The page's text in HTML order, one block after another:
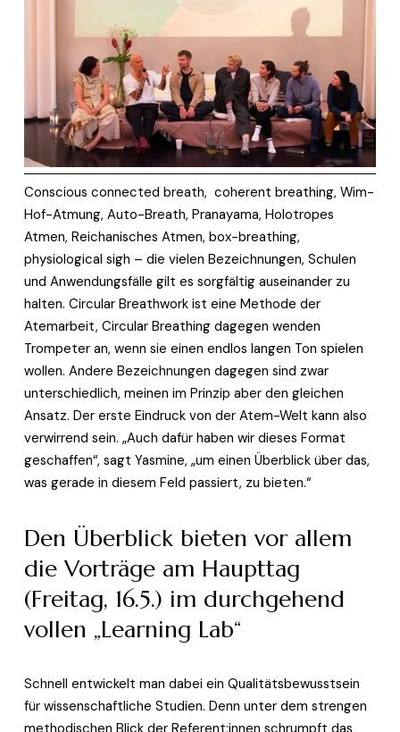
Conscious connected breath,  coherent breathing, Wim-
Hof-Atmung, Auto-Breath, Pranayama, Holotropes
Atmen, Reichanisches Atmen, box-breathing,
physiological sigh – die vielen Bezeichnungen, Schulen
und Anwendungsfälle gilt es sorgfältig auseinander zu
halten. Circular Breathwork ist eine Methode der
Atemarbeit, Circular Breathing dagegen wenden
Trompeter an, wenn sie einen endlos langen Ton spielen
wollen. Andere Bezeichnungen dagegen sind zwar
unterschiedlich, meinen im Prinzip aber den gleichen
Ansatz. Der erste Eindruck von der Atem-Welt kann also
verwirrend sein. „Auch dafür haben wir dieses Format
geschaffen“, sagt Yasmine, „um einen Überblick über das,
was gerade in diesem Feld passiert, zu bieten.“
Den Überblick bieten vor allem
die Vorträge am Haupttag
(Freitag, 16.5.) im durchgehend
vollen „Learning Lab“
Schnell entwickelt man dabei ein Qualitätsbewusstsein
für wissenschaftliche Studien. Denn unter dem strengen
methodischen Blick der Referent:innen schrumpft das